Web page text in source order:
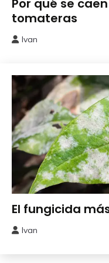
Remedios
Por qué se
tomateras
2026
Ivan
Abonos y
Remedios
El fungicida
mayo,
Ivan